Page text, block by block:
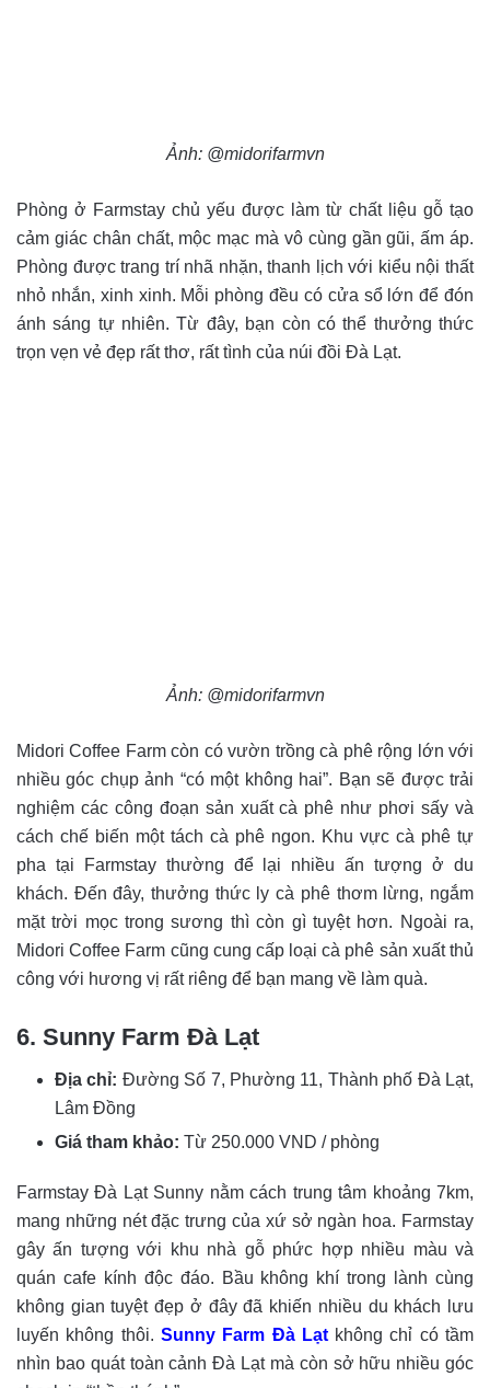
Ảnh: @midorifarmvn
Phòng ở Farmstay chủ yếu được làm từ chất liệu gỗ tạo
cảm giác chân chất, mộc mạc mà vô cùng gần gũi, ấm áp.
Phòng được trang trí nhã nhặn, thanh lịch với kiểu nội thất
nhỏ nhắn, xinh xinh. Mỗi phòng đều có cửa sổ lớn để đón
ánh sáng tự nhiên. Từ đây, bạn còn có thể thưởng thức
trọn vẹn vẻ đẹp rất thơ, rất tình của núi đồi Đà Lạt.
Ảnh: @midorifarmvn
Midori Coffee Farm còn có vườn trồng cà phê rộng lớn với
nhiều góc chụp ảnh “có một không hai”. Bạn sẽ được trải
nghiệm các công đoạn sản xuất cà phê như phơi sấy và
cách chế biến một tách cà phê ngon. Khu vực cà phê tự
pha tại Farmstay thường để lại nhiều ấn tượng ở du
khách. Đến đây, thưởng thức ly cà phê thơm lừng, ngắm
mặt trời mọc trong sương thì còn gì tuyệt hơn. Ngoài ra,
Midori Coffee Farm cũng cung cấp loại cà phê sản xuất thủ
công với hương vị rất riêng để bạn mang về làm quà.
6. Sunny Farm Đà Lạt
Địa chỉ: Đường Số 7, Phường 11, Thành phố Đà Lạt,
Lâm Đồng
Giá tham khảo: Từ 250.000 VND / phòng
Farmstay Đà Lạt Sunny nằm cách trung tâm khoảng 7km,
mang những nét đặc trưng của xứ sở ngàn hoa. Farmstay
gây ấn tượng với khu nhà gỗ phức hợp nhiều màu và
quán cafe kính độc đáo. Bầu không khí trong lành cùng
không gian tuyệt đẹp ở đây đã khiến nhiều du khách lưu
luyến không thôi. Sunny Farm Đà Lạtkhông chỉ có tầm
nhìn bao quát toàn cảnh Đà Lạt mà còn sở hữu nhiều góc